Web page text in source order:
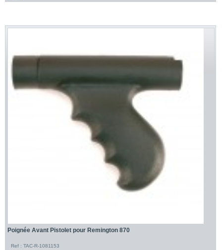
Poignée Avant Pistolet pour Remington 870
Ref : TAC-R-1081153